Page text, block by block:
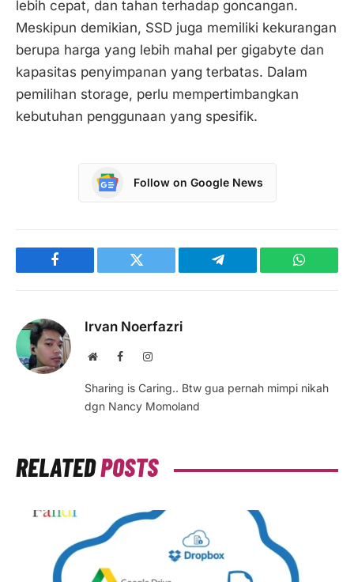
lebih cepat, dan tahan terhadap goncangan.
Meskipun demikian, SSD juga memiliki kekurangan
berupa harga yang lebih mahal per gigabyte dan
kapasitas penyimpanan yang terbatas. Dalam
pemilihan storage, perlu mempertimbangkan
kebutuhan penggunaan yang spesifik.
Follow on Google News
Facebook Twitter Telegram
Irvan Noerfazri
WebsiteFacebookInstagram
Sharing is Caring.. Btw gua pernah mimpi nikah
dgn Nancy Momoland
RELATEDPOSTS